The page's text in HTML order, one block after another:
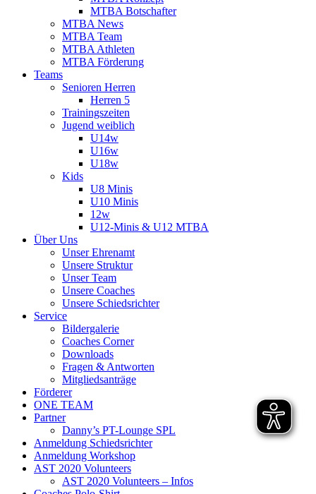
MTBA Botschafter
MTBA News
MTBA Team
MTBA Athleten
MTBA Förderung
Teams
Senioren Herren
Herren 5
Trainingszeiten
Jugend weiblich
U14w
U16w
U18w
Kids
U8 Minis
U10 Minis
12w
U12-Minis & U12 MTBA
Über Uns
Unser Ehrenamt
Unsere Struktur
Unser Team
Unsere Coaches
Unsere Schiedsrichter
Service
Bildergalerie
Coaches Corner
Downloads
Fragen & Antworten
Mitgliedsanträge
Förderer
ONE TEAM
Partner
Danny’s PT-Lounge SPL
Anmeldung Schiedsrichter
Anmeldung Workshop
AST 2020 Volunteers
AST 2020 Volunteers – Infos